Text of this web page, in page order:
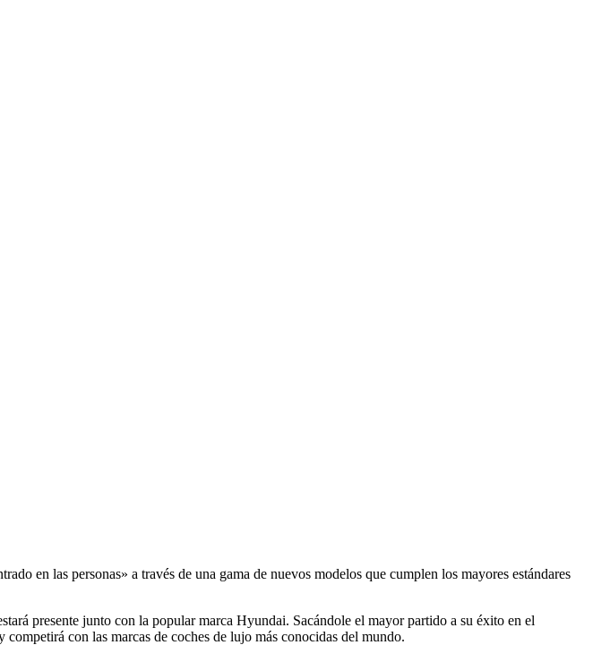
en las personas» a través de una gama de nuevos modelos que cumplen los mayores estándares
presente junto con la popular marca Hyundai. Sacándole el mayor partido a su éxito en el
con las marcas de coches de lujo más conocidas del mundo.